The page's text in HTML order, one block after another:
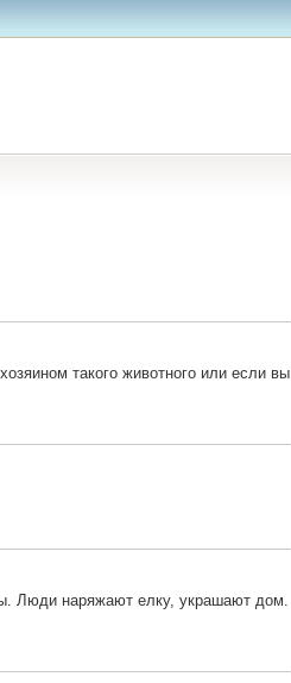
такого животного или если вы
Люди наряжают елку, украшают дом.